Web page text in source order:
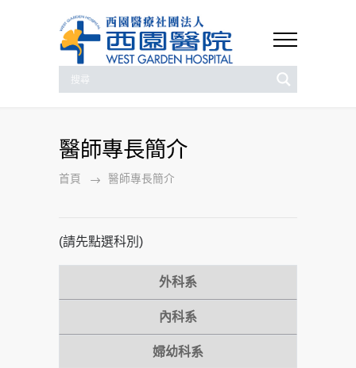
醫師專長簡介
首頁 醫師專長簡介
(請先點選科別)
外科系
內科系
婦幼科系